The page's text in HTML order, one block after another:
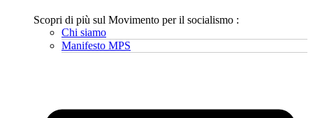
Scopri di più sul Movimento per il socialismo :
Chi siamo
Manifesto MPS